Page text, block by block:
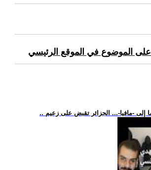
على الموضوع في الموقع الرئيسي
إلى -مافيا-... الجزائر تقبض على زعيم